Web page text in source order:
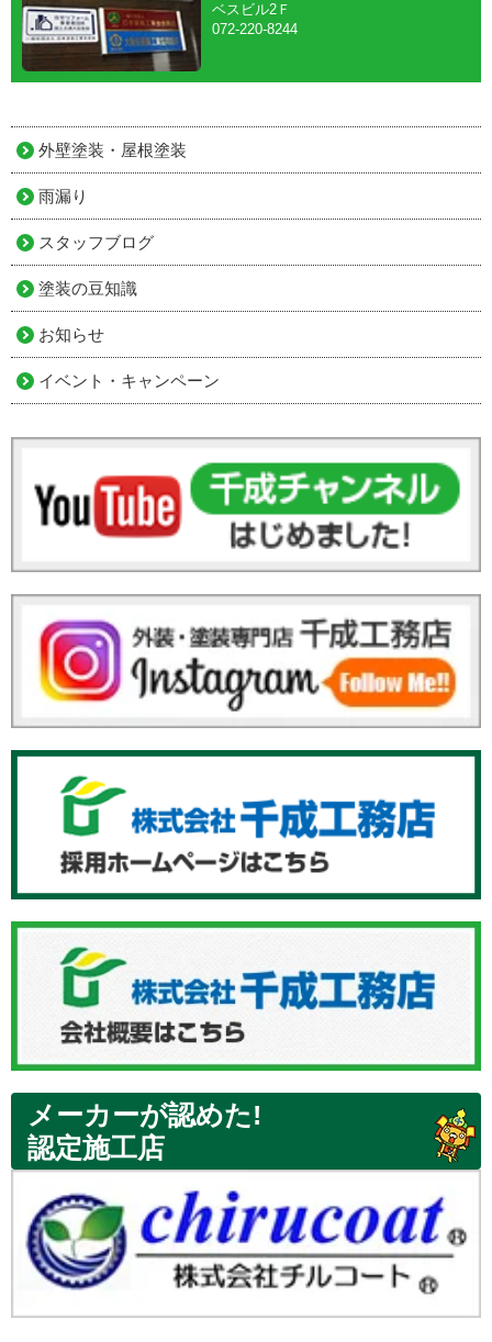
ベスビル2Ｆ
072-220-8244
外壁塗装・屋根塗装
雨漏り
スタッフブログ
塗装の豆知識
お知らせ
イベント・キャンペーン
メーカーが認めた!
認定施工店